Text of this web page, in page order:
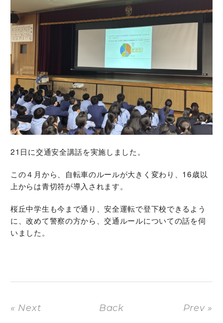
21日に交通安全講話を実施しました。
この４月から、自転車のルールが大きく変わり、16歳以
上からは青切符が導入されます。
桜丘中学生も今まで通り、安全運転で登下校できるよう
に、改めて警察の方から、交通ルールについての話を伺
いました。
« Next Back Prev »